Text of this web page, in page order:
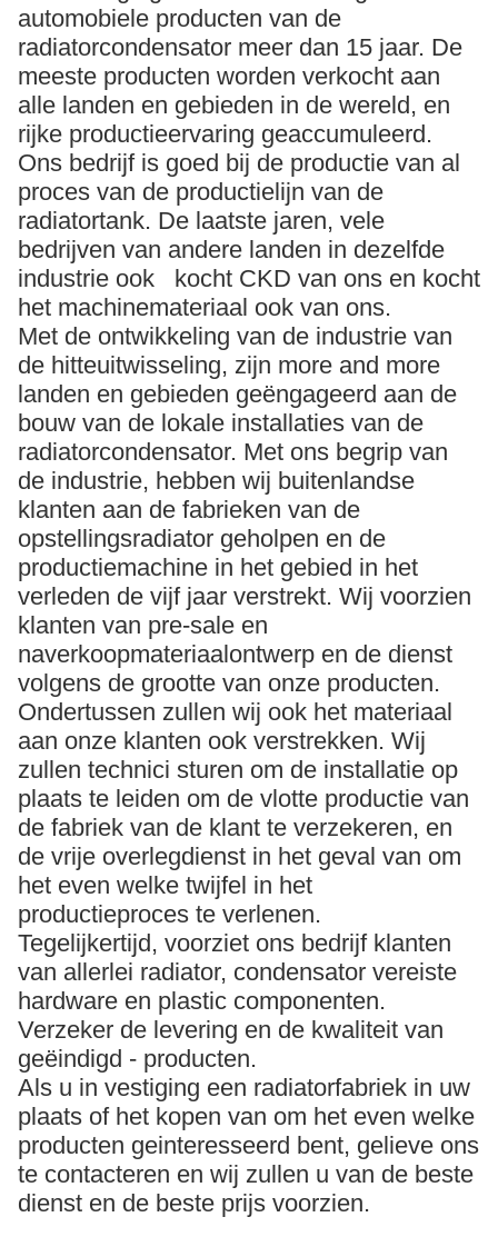
automobiele producten van de
radiatorcondensator meer dan 15 jaar. De
meeste producten worden verkocht aan
alle landen en gebieden in de wereld, en
rijke productieervaring geaccumuleerd.
Ons bedrijf is goed bij de productie van al
proces van de productielijn van de
radiatortank. De laatste jaren, vele
bedrijven van andere landen in dezelfde
industrie ook kocht CKD van ons en kocht
het machinemateriaal ook van ons.
Met de ontwikkeling van de industrie van
de hitteuitwisseling, zijn more and more
landen en gebieden geëngageerd aan de
bouw van de lokale installaties van de
radiatorcondensator. Met ons begrip van
de industrie, hebben wij buitenlandse
klanten aan de fabrieken van de
opstellingsradiator geholpen en de
productiemachine in het gebied in het
verleden de vijf jaar verstrekt. Wij voorzien
klanten van pre-sale en
naverkoopmateriaalontwerp en de dienst
volgens de grootte van onze producten.
Ondertussen zullen wij ook het materiaal
aan onze klanten ook verstrekken. Wij
zullen technici sturen om de installatie op
plaats te leiden om de vlotte productie van
de fabriek van de klant te verzekeren, en
de vrije overlegdienst in het geval van om
het even welke twijfel in het
productieproces te verlenen.
Tegelijkertijd, voorziet ons bedrijf klanten
van allerlei radiator, condensator vereiste
hardware en plastic componenten.
Verzeker de levering en de kwaliteit van
geëindigd - producten.
Als u in vestiging een radiatorfabriek in uw
plaats of het kopen van om het even welke
producten geinteresseerd bent, gelieve ons
te contacteren en wij zullen u van de beste
dienst en de beste prijs voorzien.